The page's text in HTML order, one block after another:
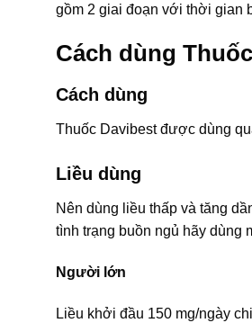
gồm 2 giai đoạn với thời gian
Cách dùng
Cách dùng
Thuốc Davibest được dùng
Liều dùng
Nên dùng liều thấp và tăng
tình trạng buồn ngủ hãy dùng
Người lớn
Liều khởi đầu 150 mg/ngày